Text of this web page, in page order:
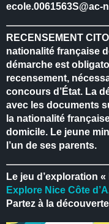
ecole.0061563S@ac-
RECENSEMENT
nationalité française
démarche est
recensement,
concours d’État. La
avec les documents
la nationalité
domicile. Le jeune
l’un de ses parents.
Le jeu d’exploration
Explore Nice Côte
Partez à la